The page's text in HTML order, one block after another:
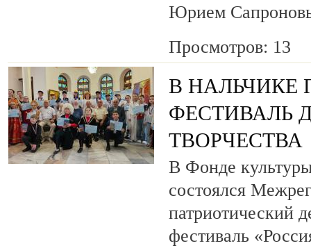
Юрием
Просмотров: 13
В НАЛЬЧИКЕ
ФЕСТИВАЛЬ
ТВОРЧЕСТВА
В Фонде
состоялся
патриотический
фестиваль